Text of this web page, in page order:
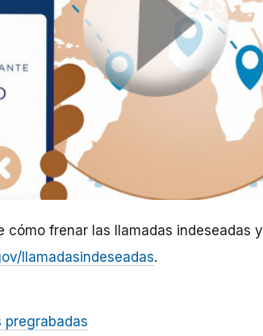
cómo frenar las llamadas indeseadas
llamadasindeseadas.
pregrabadas